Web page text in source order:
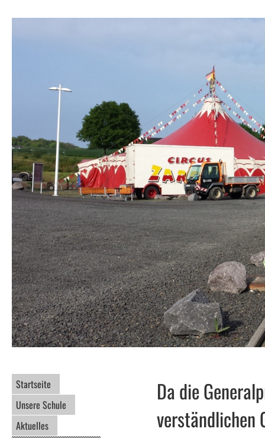
Startseite
Unsere Schule
Aktuelles
Da die
verständlichen